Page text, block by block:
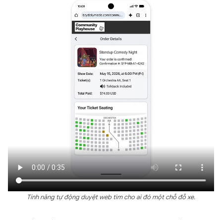
Tính năng tự động duyệt web tìm cho ai đó một chỗ đỗ xe.